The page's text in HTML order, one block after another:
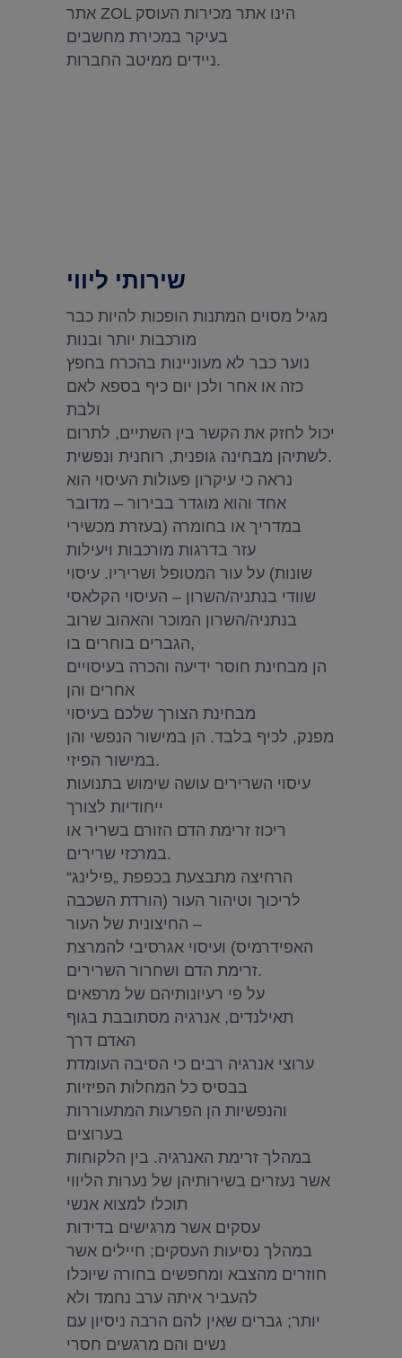
אתר ZOL הינו אתר מכירות העוסק
בעיקר במכירת מחשבים
ניידים ממיטב החברות.
שירותי ליווי
מגיל מסוים המתנות הופכות להיות כבר
מורכבות יותר ובנות
נוער כבר לא מעוניינות בהכרח בחפץ
כזה או אחר ולכן יום כיף בספא לאם
ולבת
יכול לחזק את הקשר בין השתיים, לתרום
לשתיהן מבחינה גופנית, רוחנית ונפשית.
נראה כי עיקרון פעולות העיסוי הוא
אחד והוא מוגדר בבירור – מדובר
במדריך או בחומרה (בעזרת מכשירי
עזר בדרגות מורכבות ויעילות
שונות) על עור המטופל ושריריו. עיסוי
שוודי בנתניה/השרון – העיסוי הקלאסי
בנתניה/השרון המוכר והאהוב שרוב
הגברים בוחרים בו,
הן מבחינת חוסר ידיעה והכרה בעיסויים
אחרים והן
מבחינת הצורך שלכם בעיסוי
מפנק, לכיף בלבד. הן במישור הנפשי והן
במישור הפיזי.
עיסוי השרירים עושה שימוש בתנועות
ייחודיות לצורך
ריכוז זרימת הדם הזורם בשריר או
במרכזי שרירים.
הרחיצה מתבצעת בכפפת „פילינג“
לריכוך וטיהור העור (הורדת השכבה
החיצונית של העור –
האפידרמיס) ועיסוי אגרסיבי להמרצת
זרימת הדם ושחרור השרירים.
על פי רעיונותיהם של מרפאים
תאילנדים, אנרגיה מסתובבת בגוף
האדם דרך
ערוצי אנרגיה רבים כי הסיבה העומדת
בבסיס כל המחלות הפיזיות
והנפשיות הן הפרעות המתעוררות
בערוצים
במהלך זרימת האנרגיה. בין הלקוחות
אשר נעזרים בשירותיהן של נערות הליווי
תוכלו למצוא אנשי
עסקים אשר מרגישים בדידות
במהלך נסיעות העסקים; חיילים אשר
חוזרים מהצבא ומחפשים בחורה שיוכלו
להעביר איתה ערב נחמד ולא
יותר; גברים שאין להם הרבה ניסיון עם
נשים והם מרגשים חסרי